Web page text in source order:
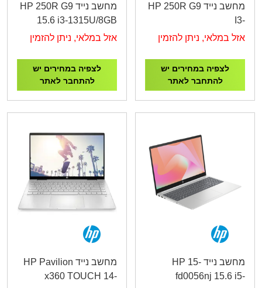
מחשב נייד HP 250R G9
I3-
1315U/8G/256G/15.6"/3Y
אזל במלאי, ניתן להזמין
לצפיה במחירים יש
להתחבר לאתר
מחשב נייד HP 250R G9
15.6 i3-1315U/8GB
/512GB /DOS/Dark
אזל במלאי, ניתן להזמין
לצפיה במחירים יש
להתחבר לאתר
מחשב נייד HP 15-
fd0056nj 15.6 i5-
מחשב נייד HP Pavilion
x360 TOUCH 14-